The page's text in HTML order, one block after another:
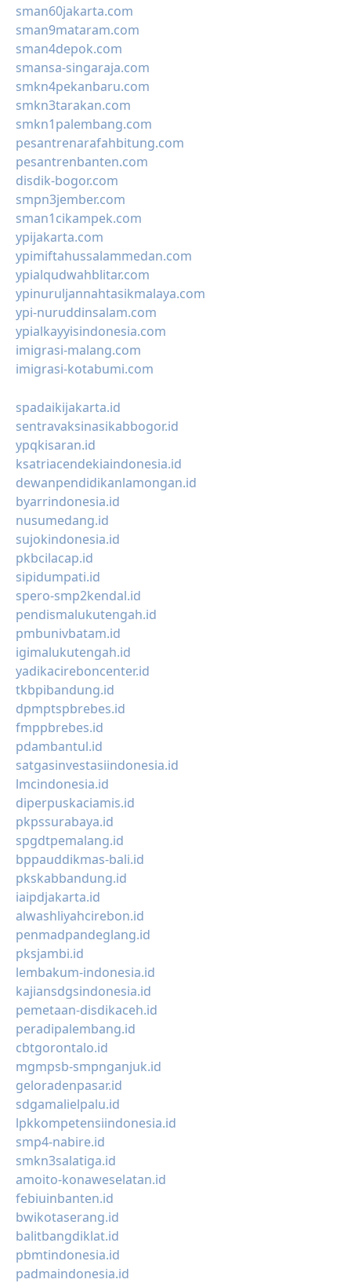
sman60jakarta.com
sman9mataram.com
sman4depok.com
smansa-singaraja.com
smkn4pekanbaru.com
smkn3tarakan.com
smkn1palembang.com
pesantrenarafahbitung.com
pesantrenbanten.com
disdik-bogor.com
smpn3jember.com
sman1cikampek.com
ypijakarta.com
ypimiftahussalammedan.com
ypialqudwahblitar.com
ypinuruljannahtasikmalaya.com
ypi-nuruddinsalam.com
ypialkayyisindonesia.com
imigrasi-malang.com
imigrasi-kotabumi.com
spadaikijakarta.id
sentravaksinasikabbogor.id
ypqkisaran.id
ksatriacendekiaindonesia.id
dewanpendidikanlamongan.id
byarrindonesia.id
nusumedang.id
sujokindonesia.id
pkbcilacap.id
sipidumpati.id
spero-smp2kendal.id
pendismalukutengah.id
pmbunivbatam.id
igimalukutengah.id
yadikacireboncenter.id
tkbpibandung.id
dpmptspbrebes.id
fmppbrebes.id
pdambantul.id
satgasinvestasiindonesia.id
lmcindonesia.id
diperpuskaciamis.id
pkpssurabaya.id
spgdtpemalang.id
bppauddikmas-bali.id
pkskabbandung.id
iaipdjakarta.id
alwashliyahcirebon.id
penmadpandeglang.id
pksjambi.id
lembakum-indonesia.id
kajiansdgsindonesia.id
pemetaan-disdikaceh.id
peradipalembang.id
cbtgorontalo.id
mgmpsb-smpnganjuk.id
geloradenpasar.id
sdgamalielpalu.id
lpkkompetensiindonesia.id
smp4-nabire.id
smkn3salatiga.id
amoito-konaweselatan.id
febiuinbanten.id
bwikotaserang.id
balitbangdiklat.id
pbmtindonesia.id
padmaindonesia.id